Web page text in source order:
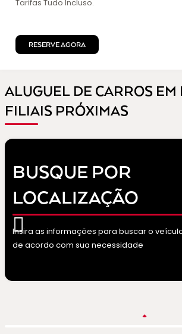
Tarifas Tudo Incluso.
RESERVE AGORA
ALUGUEL DE CARROS EM
FILIAIS PRÓXIMAS
BUSQUE POR
LOCALIZAÇÃO
Insira as informações para buscar o
de acordo com sua necessidade